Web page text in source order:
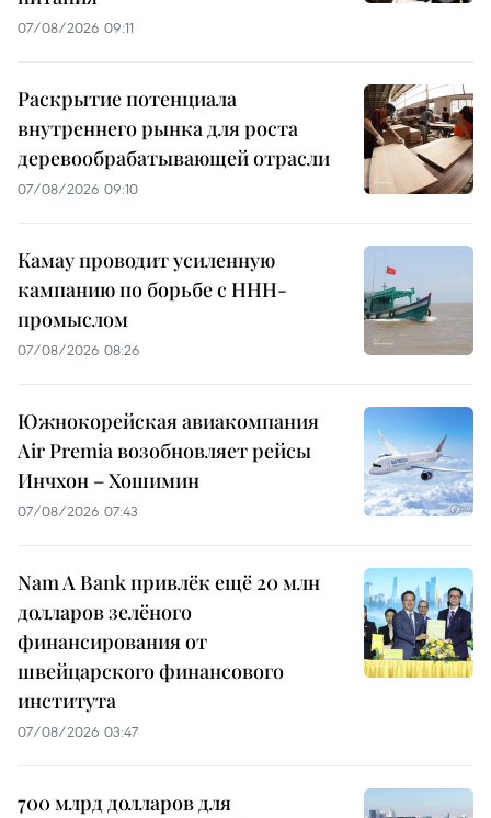
07/08/2026 09:11
Раскрытие потенциала
внутреннего рынка для роста
деревообрабатывающей отрасли
07/08/2026 09:10
Камау проводит усиленную
кампанию по борьбе с ННН-
промыслом
07/08/2026 08:26
Южнокорейская авиакомпания
Air Premia возобновляет рейсы
Инчхон – Хошимин
07/08/2026 07:43
Nam A Bank привлёк ещё 20 млн
долларов зелёного
финансирования от
швейцарского финансового
института
07/08/2026 03:47
700 млрд долларов для